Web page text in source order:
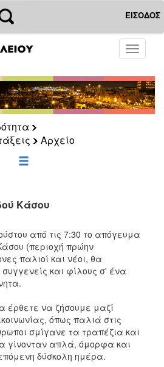
ΕΙΣΟΔΟΣ
Toggle
Αρχείο
Κάσου
από τις 7:30 το απόγευμα
(περιοχή πρώην
παλιοί και νέοι, θα
και φίλους σ' ένα
έρθετε να ζήσουμε μαζί
όπως παλιά στις
σμίγανε τα τραπέζια και
γίνονταν απλά, όμορφα και
δύσκολη ημέρα.